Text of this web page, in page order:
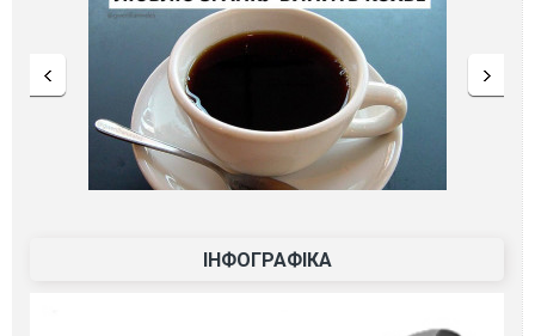
ІНФОГРАФІКА